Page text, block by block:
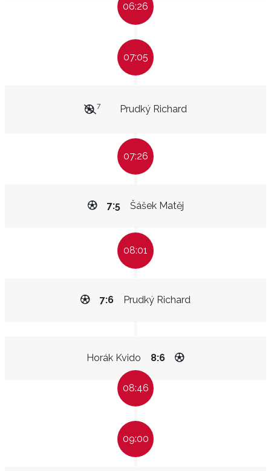
06:26
07:05
Prudký Richard
7
07:26
Šášek Matěj
7:5
08:01
Prudký Richard
7:6
Horák Kvido 8:6
08:46
09:00